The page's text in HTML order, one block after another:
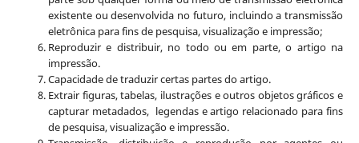
existente ou desenvolvida no futuro, incluindo a transmissão
eletrônica para fins de pesquisa, visualização e impressão;
Reproduzir e distribuir, no todo ou em parte, o artigo na
impressão.
Capacidade de traduzir certas partes do artigo.
Extrair figuras, tabelas, ilustrações e outros objetos gráficos e
capturar metadados, legendas e artigo relacionado para fins
de pesquisa, visualização e impressão.